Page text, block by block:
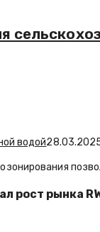
водой
рост рынка